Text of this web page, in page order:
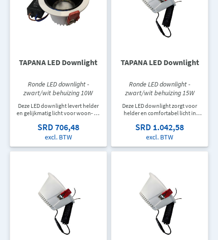
TAPANA LED Downlight
Ronde LED downlight -
zwart/wit behuizing 10W
Deze LED downlight levert helder
en gelijkmatig licht voor woon- en
afwerking maakt hem geschikt
voor zowel moderne als klassieke
SRD 706,48
excl. BTW
TAPANA LED Downlight
Ronde LED downlight -
zwart/wit behuizing 15W
Deze LED downlight zorgt voor
helder en comfortabel licht in
witte afwerking maakt hem
geschikt voor uiteenlopende
SRD 1.042,58
excl. BTW